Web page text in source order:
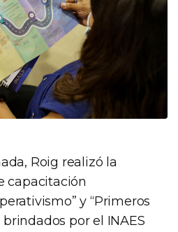
Roig realizó la
capacitación
y “Primeros
brindados por el INAES